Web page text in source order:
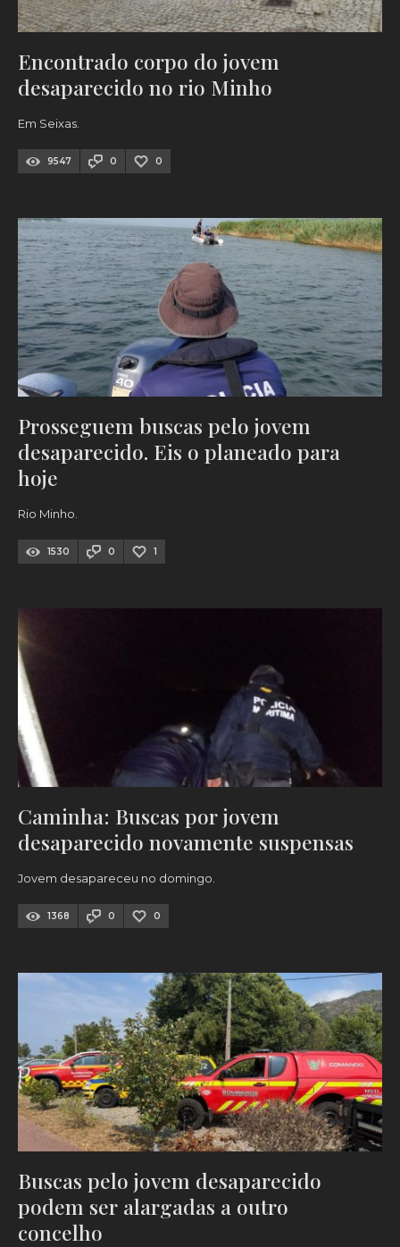
Encontrado corpo do jovem
desaparecido no rio Minho
Em Seixas.
9547 0 0
Prosseguem buscas pelo jovem
desaparecido. Eis o planeado para
hoje
Rio Minho.
1530 0 1
Caminha: Buscas por jovem
desaparecido novamente suspensas
Jovem desapareceu no domingo.
1368 0 0
Buscas pelo jovem desaparecido
podem ser alargadas a outro
concelho